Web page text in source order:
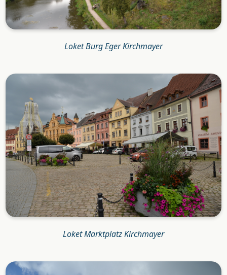
Loket Burg Eger Kirchmayer
Loket Marktplatz Kirchmayer